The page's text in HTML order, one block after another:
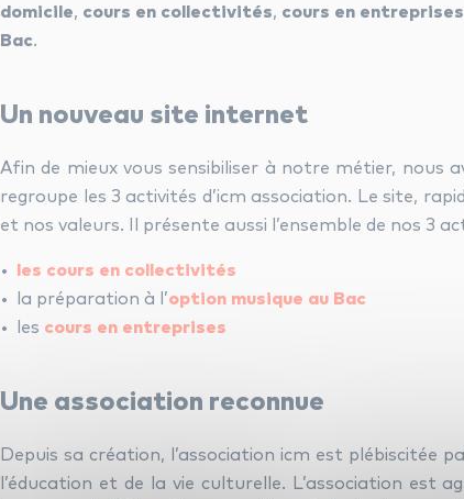
domicile, cours en collectivités, cours en entreprises
Bac.
Un nouveau site internet
Afin de mieux vous sensibiliser à notre métier, nous
regroupe les 3 activités d’icm association. Le site,
et nos valeurs. Il présente aussi l’ensemble de nos 3
les cours en collectivités
la préparation à l’option musique au Bac
les cours en entreprises
Une association reconnue
Depuis sa création, l’association icm est plébiscitée
l’éducation et de la vie culturelle. L’association est